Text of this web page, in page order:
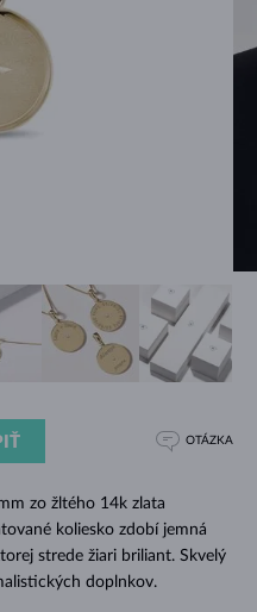
zo žltého 14k zlata
koliesko zdobí jemná
strede žiari briliant. Skvelý
doplnkov.
OTÁZKA